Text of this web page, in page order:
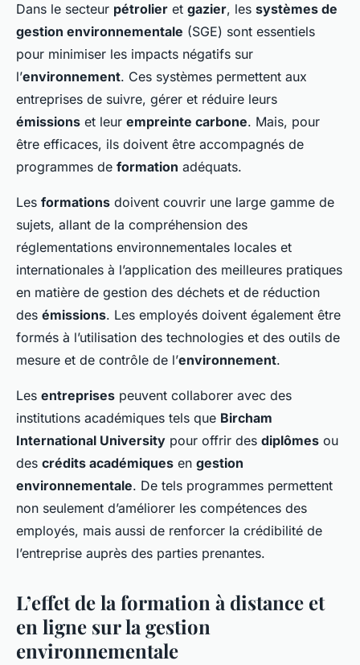
Dans le secteur pétrolier et gazier, les systèmes de
gestion environnementale (SGE) sont essentiels
pour minimiser les impacts négatifs sur
l’environnement. Ces systèmes permettent aux
entreprises de suivre, gérer et réduire leurs
émissions et leur empreinte carbone. Mais, pour
être efficaces, ils doivent être accompagnés de
programmes de formation adéquats.
Les formations doivent couvrir une large gamme de
sujets, allant de la compréhension des
réglementations environnementales locales et
internationales à l’application des meilleures pratiques
en matière de gestion des déchets et de réduction
des émissions. Les employés doivent également être
formés à l’utilisation des technologies et des outils de
mesure et de contrôle de l’environnement.
Les entreprises peuvent collaborer avec des
institutions académiques tels que Bircham
International University pour offrir des diplômes ou
des crédits académiques en gestion
environnementale. De tels programmes permettent
non seulement d’améliorer les compétences des
employés, mais aussi de renforcer la crédibilité de
l’entreprise auprès des parties prenantes.
L’effet de la formation à distance et
en ligne sur la gestion
environnementale